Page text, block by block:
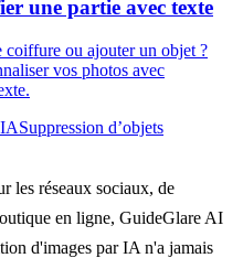
une partie avec texte
coiffure ou ajouter un objet ?
vos photos avec
Suppression d’objets
les réseaux sociaux, de
en ligne, GuideGlare AI
d'images par IA n'a jamais